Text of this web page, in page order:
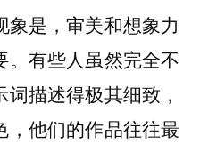
象是，审美和想象力
。有些人虽然完全不
描述得极其细致，
，他们的作品往往最